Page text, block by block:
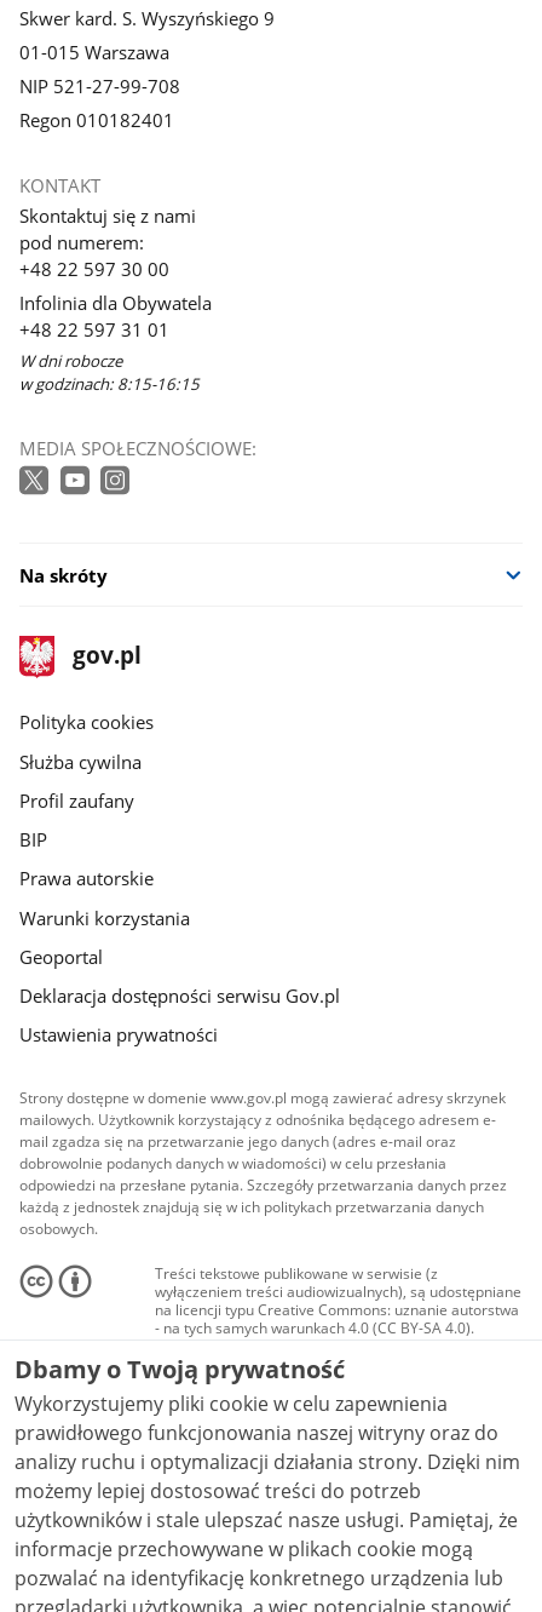
Skwer kard. S. Wyszyńskiego 9
01-015 Warszawa
NIP 521-27-99-708
Regon 010182401
KONTAKT
Skontaktuj się z nami
pod numerem:
+48 22 597 30 00
Infolinia dla Obywatela
+48 22 597 31 01
W dni robocze
w godzinach: 8:15-16:15
MEDIA SPOŁECZNOŚCIOWE:
Na skróty
stopka
gov.pl
Strona
gov.pl
gov.pl
Polityka cookies
Służba cywilna
Profil zaufany
BIP
Prawa autorskie
Warunki korzystania
Geoportal
Deklaracja dostępności serwisu Gov.pl
Ustawienia prywatności
Strony dostępne w domenie www.gov.pl mogą zawierać adresy skrzynek
mailowych. Użytkownik korzystający z odnośnika będącego adresem e-
mail zgadza się na przetwarzanie jego danych (adres e-mail oraz
dobrowolnie podanych danych w wiadomości) w celu przesłania
odpowiedzi na przesłane pytania. Szczegóły przetwarzania danych przez
każdą z jednostek znajdują się w ich politykach przetwarzania danych
osobowych.
Treści tekstowe publikowane w serwisie (z
wyłączeniem treści audiowizualnych), są udostępniane
na licencji typu Creative Commons: uznanie autorstwa
- na tych samych warunkach 4.0 (CC BY-SA 4.0).
Materiały audiowizualne, w tym zdjęcia, materiały
audio i wideo, są udostępniane na licencji typu
Creative Commons: uznanie autorstwa użycie
niekomercyjne - bez utworów zależnych 4.0 (CC BY-
NC-ND 4.0), o ile nie jest to stwierdzone inaczej.
Dbamy o Twoją prywatność
Wykorzystujemy pliki cookie w celu zapewnienia
prawidłowego funkcjonowania naszej witryny oraz do
analizy ruchu i optymalizacji działania strony. Dzięki nim
możemy lepiej dostosować treści do potrzeb
użytkowników i stale ulepszać nasze usługi. Pamiętaj, że
informacje przechowywane w plikach cookie mogą
pozwalać na identyfikację konkretnego urządzenia lub